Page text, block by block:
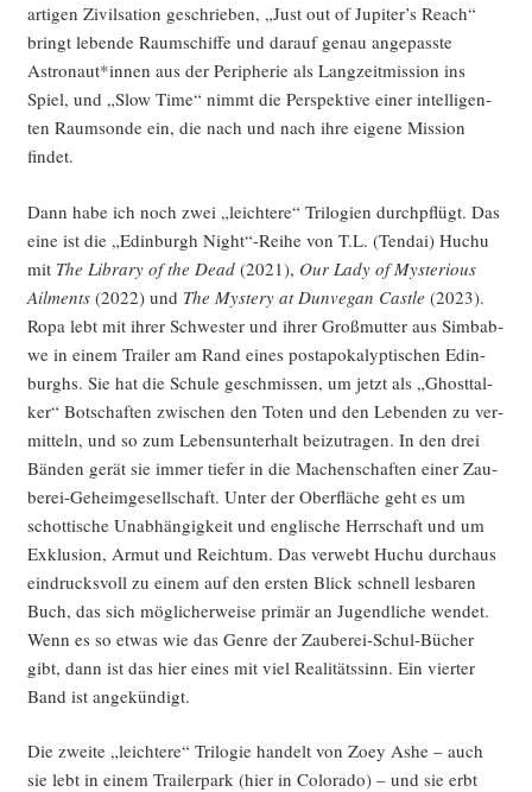
ar­ti­gen Zivil­sa­ti­on geschrie­ben, „Just out of Jupiter’s Reach“
bringt leben­de Raum­schif­fe und dar­auf genau ange­pass­te
Astronaut*innen aus der Peri­phe­rie als Lang­zeit­mis­si­on ins
Spiel, und „Slow Time“ nimmt die Per­spek­ti­ve einer intel­li­gen­
ten Raum­son­de ein, die nach und nach ihre eige­ne Mis­si­on
findet.
Dann habe ich noch zwei „leich­te­re“ Tri­lo­gien durch­pflügt. Das
eine ist die „Edin­burgh Night“-Reihe von T.L. (Ten­dai) Huchu
mit The Libra­ry of the Dead(2021), Our Lady of Mys­te­rious
Ailm­ents(2022) und The Mys­tery at Dun­ve­gan Cast­le (2023).
Ropa lebt mit ihrer Schwes­ter und ihrer Groß­mutter aus Sim­bab­
we in einem Trai­ler am Rand eines post­apo­ka­lyp­ti­schen Edin­
burghs. Sie hat die Schu­le geschmis­sen, um jetzt als „Ghost­tal­
ker“ Bot­schaf­ten zwi­schen den Toten und den Leben­den zu ver­
mit­teln, und so zum Lebens­un­ter­halt bei­zu­tra­gen. In den drei
Bän­den gerät sie immer tie­fer in die Machen­schaf­ten einer Zau­
be­rei-Geheim­ge­sell­schaft. Unter der Ober­flä­che geht es um
schot­ti­sche Unab­hän­gig­keit und eng­li­sche Herr­schaft und um
Exklu­si­on, Armut und Reich­tum. Das ver­webt Huchu durch­aus
ein­drucks­voll zu einem auf den ers­ten Blick schnell les­ba­ren
Buch, das sich mög­li­cher­wei­se pri­mär an Jugend­li­che wen­det.
Wenn es so etwas wie das Gen­re der Zau­be­rei-Schul-Bücher
gibt, dann ist das hier eines mit viel Rea­li­täts­sinn. Ein vier­ter
Band ist angekündigt.
Die zwei­te „leich­te­re“ Tri­lo­gie han­delt von Zoey Ashe – auch
sie lebt in einem Trai­ler­park (hier in Colo­ra­do) – und sie erbt